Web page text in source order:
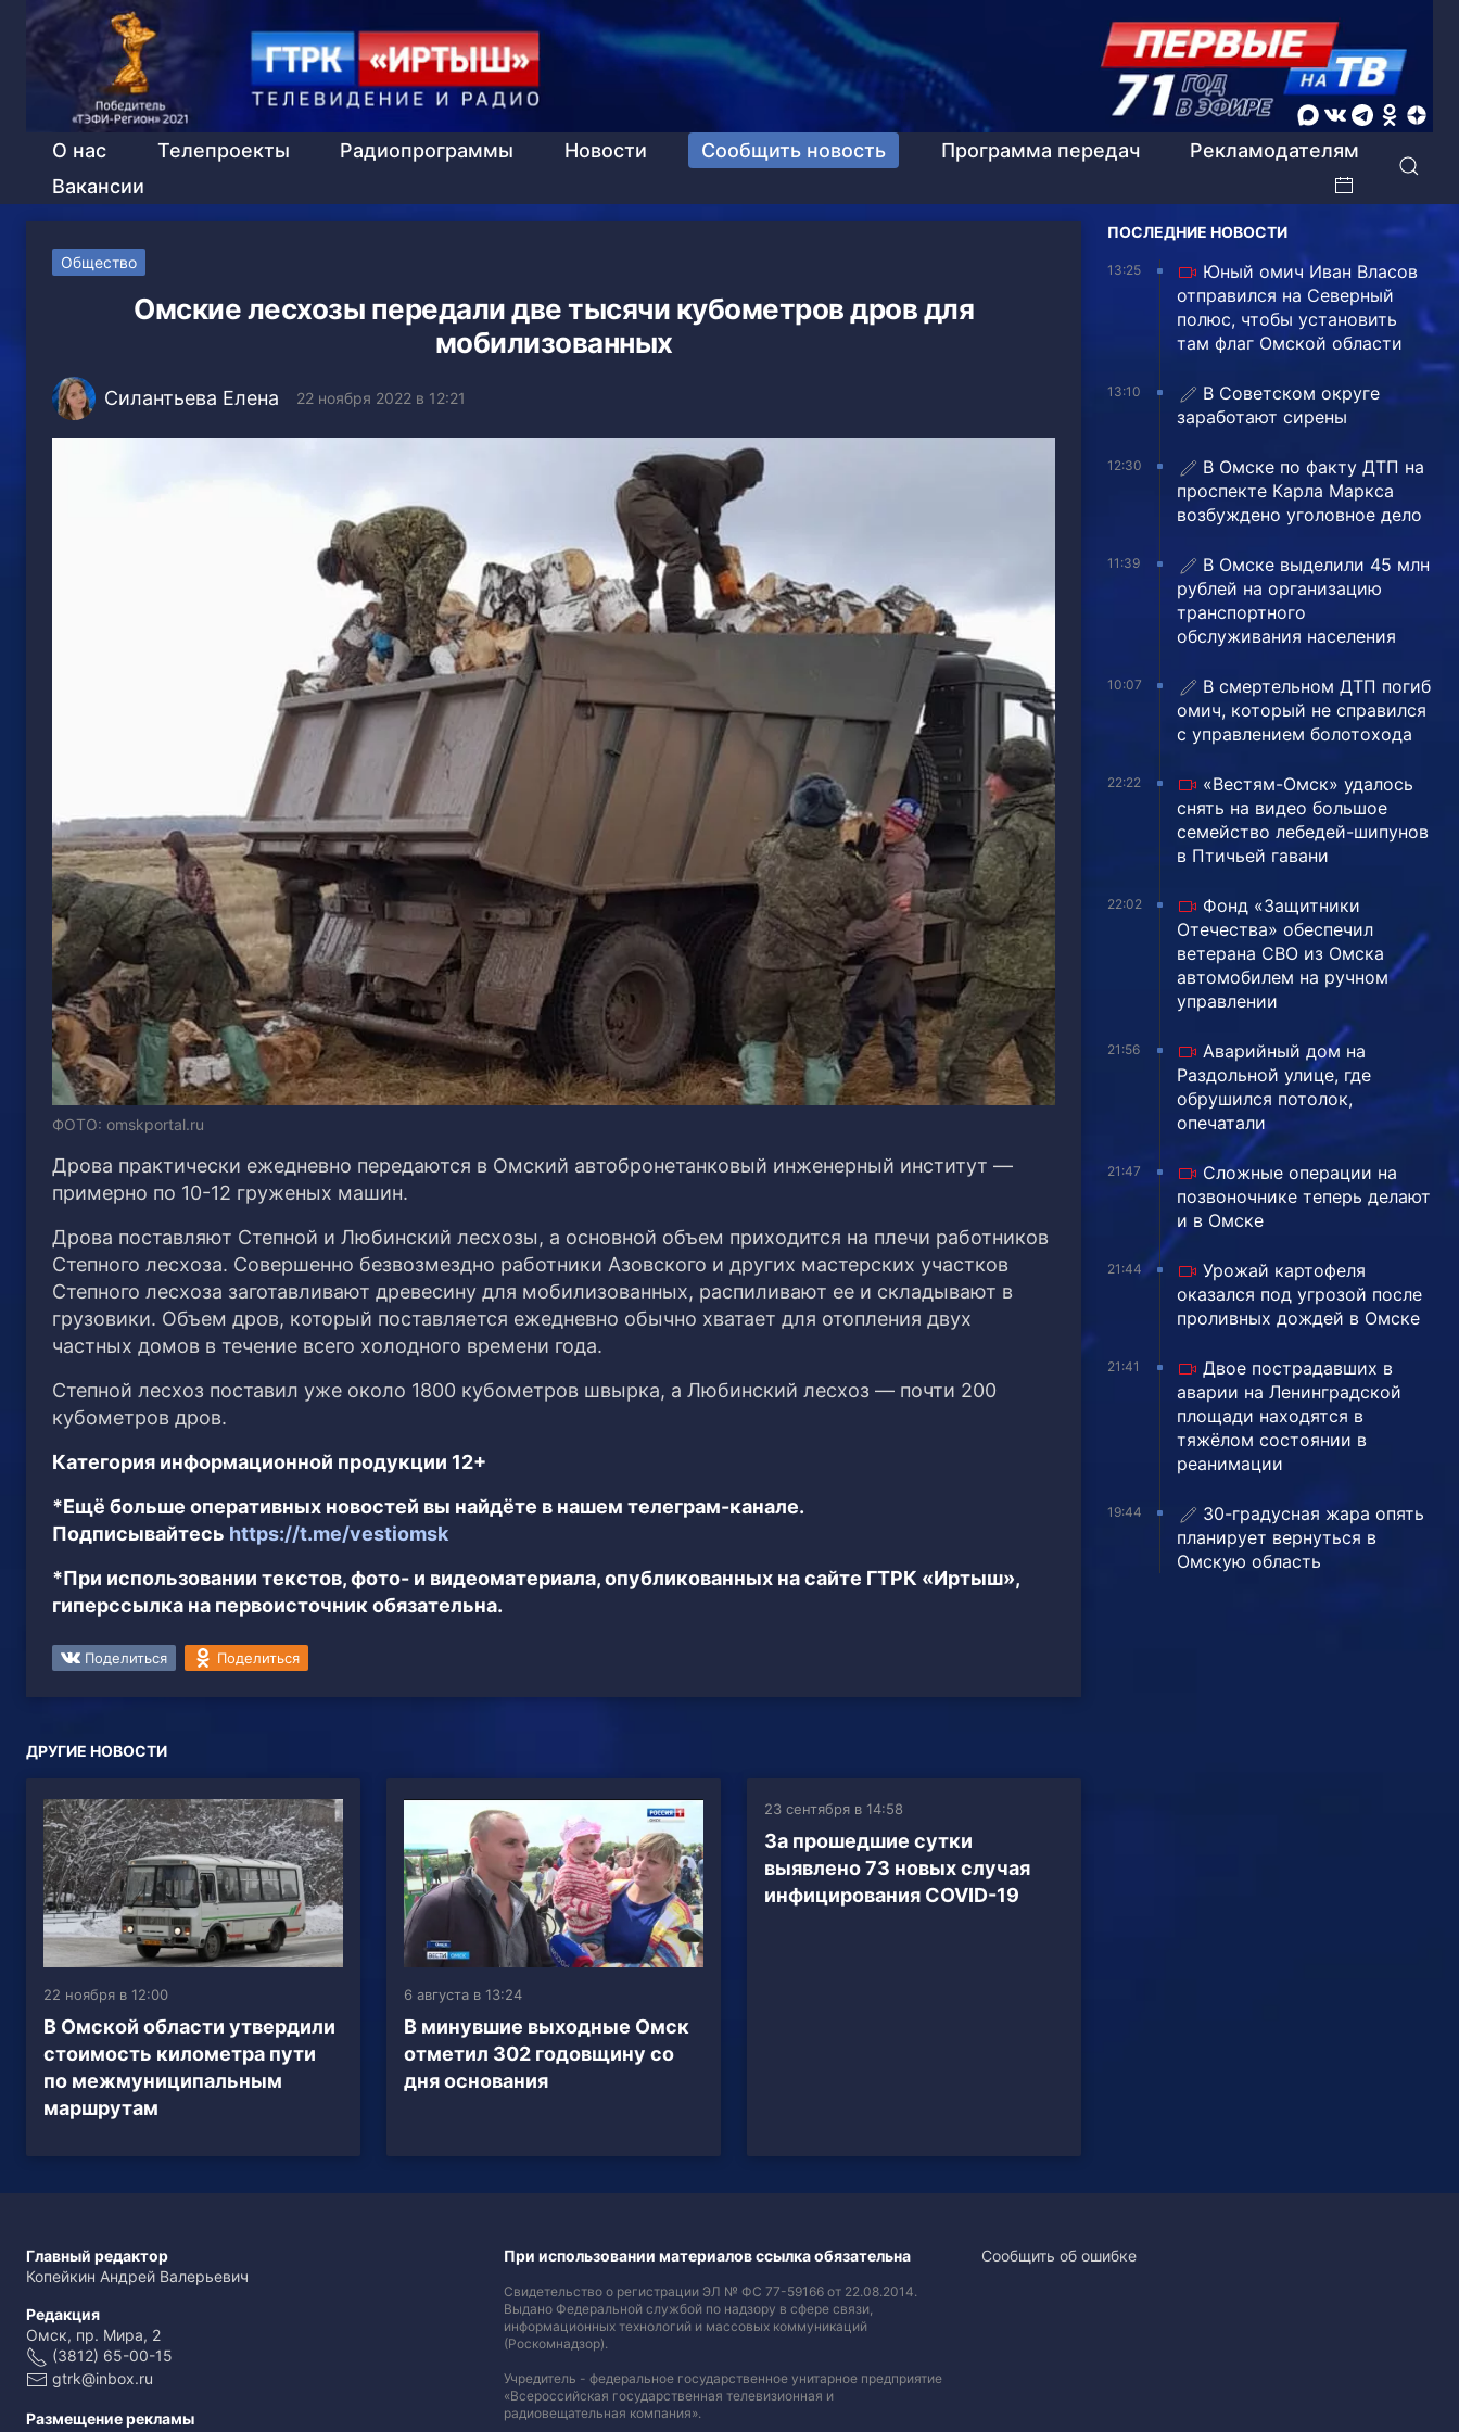
О нас Телепроекты Радиопрограммы Новости Сообщить новость Программа передач
Рекламодателям
Вакансии
Общество
Омские лесхозы передали две тысячи кубометров дров для
мобилизованных
Силантьева Елена 22 ноября 2022 в 12:21
ФОТО: omskportal.ru
Дрова практически ежедневно передаются в Омский автобронетанковый инженерный институт —
примерно по 10-12 груженых машин.
Дрова поставляют Степной и Любинский лесхозы, а основной объем приходится на плечи работников
Степного лесхоза. Совершенно безвозмездно работники Азовского и других мастерских участков
Степного лесхоза заготавливают древесину для мобилизованных, распиливают ее и складывают в
грузовики. Объем дров, который поставляется ежедневно обычно хватает для отопления двух
частных домов в течение всего холодного времени года.
Степной лесхоз поставил уже около 1800 кубометров швырка, а Любинский лесхоз — почти 200
кубометров дров.
Категория информационной продукции 12+
*Ещё больше оперативных новостей вы найдёте в нашем телеграм-канале.
Подписывайтесь https://t.me/vestiomsk
*При использовании текстов, фото- и видеоматериала, опубликованных на сайте ГТРК «Иртыш»,
гиперссылка на первоисточник обязательна.
Поделиться Поделиться
ДРУГИЕ НОВОСТИ
22 ноября в 12:00
В Омской области утвердили
стоимость километра пути
по межмуниципальным
маршрутам
6 августа в 13:24
В минувшие выходные Омск
отметил 302 годовщину со
дня основания
23 сентября в 14:58
За прошедшие сутки
выявлено 73 новых случая
инфицирования COVID-19
ПОСЛЕДНИЕ НОВОСТИ
13:25
Юный омич Иван Власов
отправился на Северный
полюс, чтобы установить
там флаг Омской области
13:10
В Советском округе
заработают сирены
12:30
В Омске по факту ДТП на
проспекте Карла Маркса
возбуждено уголовное дело
11:39
В Омске выделили 45 млн
рублей на организацию
транспортного
обслуживания населения
10:07
В смертельном ДТП погиб
омич, который не справился
с управлением болотохода
22:22
«Вестям-Омск» удалось
снять на видео большое
семейство лебедей-шипунов
в Птичьей гавани
22:02
Фонд «Защитники
Отечества» обеспечил
ветерана СВО из Омска
автомобилем на ручном
управлении
21:56
Аварийный дом на
Раздольной улице, где
обрушился потолок,
опечатали
21:47
Сложные операции на
позвоночнике теперь делают
и в Омске
21:44
Урожай картофеля
оказался под угрозой после
проливных дождей в Омске
21:41
Двое пострадавших в
аварии на Ленинградской
площади находятся в
тяжёлом состоянии в
реанимации
19:44
30-градусная жара опять
планирует вернуться в
Омскую область
Главный редактор
Копейкин Андрей Валерьевич
Редакция
Омск, пр. Мира, 2
(3812) 65-00-15
gtrk@inbox.ru
Размещение рекламы
При использовании материалов ссылка обязательна
Свидетельство о регистрации ЭЛ № ФС 77-59166 от 22.08.2014.
Выдано Федеральной службой по надзору в сфере связи,
информационных технологий и массовых коммуникаций
(Роскомнадзор).
Учредитель - федеральное государственное унитарное предприятие
«Всероссийская государственная телевизионная и
радиовещательная компания».
Сообщить об ошибке